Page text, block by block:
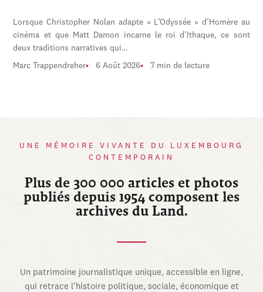
Lorsque Christopher Nolan adapte « L’Odyssée » d’Homère au
cinéma et que Matt Damon incarne le roi d’Ithaque, ce sont
deux traditions narratives qui…
Marc Trappendreher 6 Août 2026 7 min de lecture
UNE MÉMOIRE VIVANTE DU LUXEMBOURG
CONTEMPORAIN
Plus de 300 000 articles et photos
publiés depuis 1954 composent les
archives du Land.
Un patrimoine journalistique unique, accessible en ligne,
qui retrace l’histoire politique, sociale, économique et